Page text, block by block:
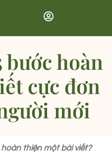
hoàn
cực đơn
mới
thiện một bài viết?